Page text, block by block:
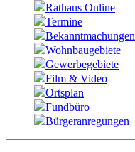
Rathaus Online
Termine
Bekanntmachungen
Wohnbaugebiete
Gewerbegebiete
Film & Video
Ortsplan
Fundbüro
Bürgeranregungen